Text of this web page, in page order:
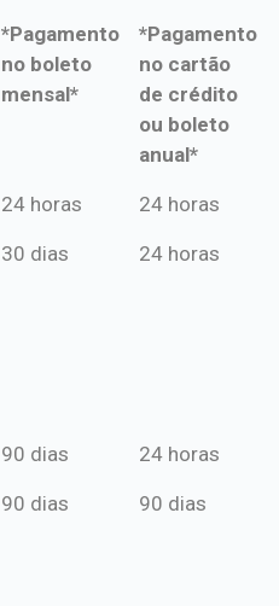
*Pagamento
no boleto
mensal*
*Pagamento
no cartão
de crédito
ou boleto
anual*
*Pagamento
mensal*
*Pagamento
de crédito
24 horas 24 horas
30 dias 24 horas
90 dias 24 horas
90 dias 90 dias